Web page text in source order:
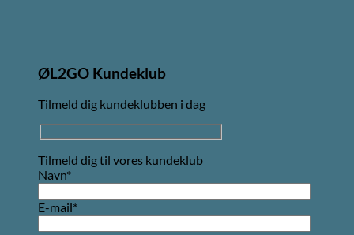
ØL2GO Kundeklub
Tilmeld dig kundeklubben i dag
Tilmeld dig til vores kundeklub
Navn*
E-mail*